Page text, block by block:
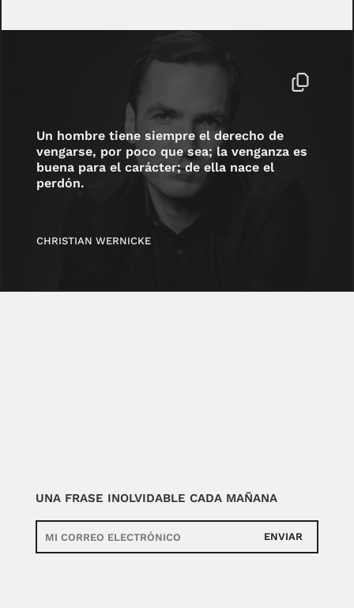
Un hombre tiene siempre el derecho de
vengarse, por poco que sea; la venganza es
buena para el carácter; de ella nace el
perdón.
CHRISTIAN WERNICKE
UNA FRASE INOLVIDABLE CADA MAÑANA
ENVIAR